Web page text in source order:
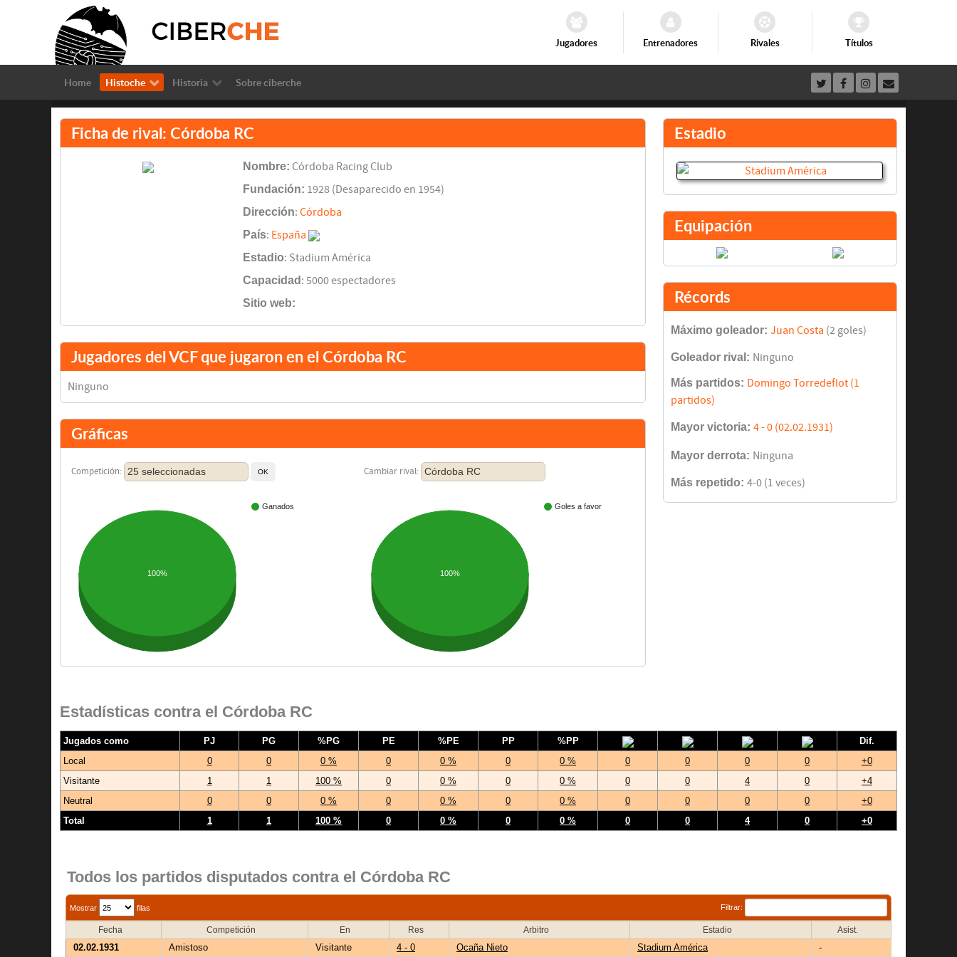
Jugadores Entrenadores Rivales Títulos
Home Histoche Historia Sobre ciberche
Ficha de rival: Córdoba RC
Nombre: Córdoba Racing Club
Fundación: 1928 (Desaparecido en 1954)
Dirección:Córdoba
País: España
Estadio: Stadium América
Capacidad : 5000 espectadores
Sitio web:
Jugadores del VCF que jugaron en el Córdoba RC
Ninguno
Gráficas
Competición: 25 seleccionadas Cambiar rival: Córdoba RC
Ganados
100%
Goles a favor
100%
Estadio
Equipación
Récords
Máximo goleador: Juan Costa (2 goles)
Goleador rival: Ninguno
Más partidos: Domingo Torredeflot (1
partidos)
Mayor victoria: 4 - 0 (02.02.1931)
Mayor derrota: Ninguna
Más repetido: 4-0 (1 veces)
Estadísticas contra el Córdoba RC
Jugados como PJ PG %PG PE %PE PP %PP
Dif.
Local
0 0 0 % 0 0 % 0 0 % 0 0 0 0
+0
Visitante
1 1 100 % 0 0 % 0 0 % 0 0 4 0
+4
Neutral
0 0 0 % 0 0 % 0 0 % 0 0 0 0
+0
Total
1 1 100 % 0 0 % 0 0 % 0 0 4 0 +0
Todos los partidos disputados contra el Córdoba RC
Mostrar filas Filtrar:
Fecha Competición En Res Arbitro Estadio Asist.
02.02.1931 Amistoso Visitante 4 - 0 Ocaña Nieto Stadium América -